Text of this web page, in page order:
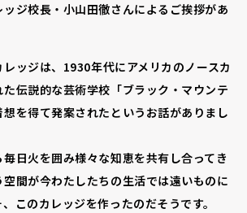
ジ校長・小山田徹さんによるご挨拶があ
ッジは、1930年代にアメリカのノースカ
伝説的な芸術学校「ブラック・マウンテ
を得て発案されたというお話がありまし
日火を囲み様々な知恵を共有し合ってき
間が今わたしたちの生活では遠いものに
このカレッジを作ったのだそうです。